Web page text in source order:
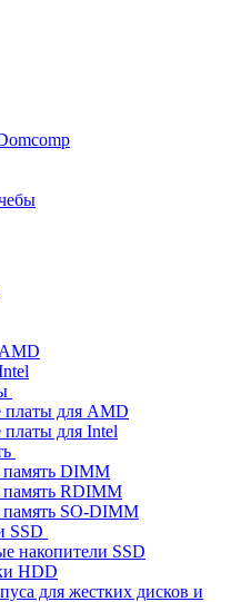
платы для AMD
для Intel
память DIMM
память RDIMM
SO-DIMM
SSD
накопители SSD
HDD
для жестких дисков и